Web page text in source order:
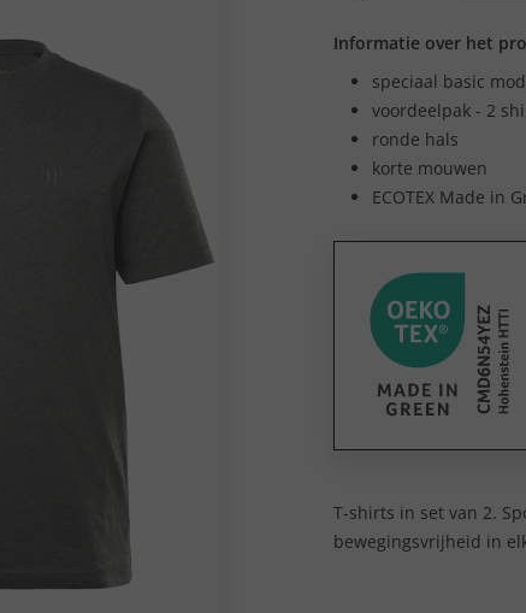
Informatie over het
speciaal basic
voordeelpak - 2
ronde hals
korte mouwen
ECOTEX Made in
T-shirts in set van 2.
bewegingsvrijheid in